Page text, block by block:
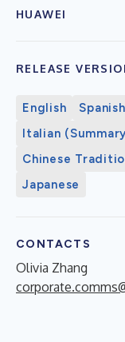
HUAWEI
RELEASE
English Spanish
Italian
Chinese
Japanese
CONTACTS
Olivia Zhang